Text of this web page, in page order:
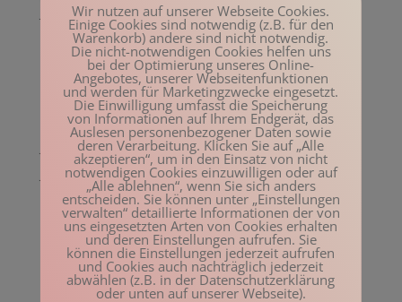
Januar 2023
Dezember 2022
November 2022
Oktober 2022
August 2022
Juli 2022
Juni 2022
Mai 2022
April 2022
März 2022
Februar 2022
Wir nutzen auf unserer Webseite Cookies.
Einige Cookies sind notwendig (z.B. für den
Warenkorb) andere sind nicht notwendig.
Die nicht-notwendigen Cookies helfen uns
bei der Optimierung unseres Online-
Angebotes, unserer Webseitenfunktionen
und werden für Marketingzwecke eingesetzt.
Die Einwilligung umfasst die Speicherung
von Informationen auf Ihrem Endgerät, das
Auslesen personenbezogener Daten sowie
deren Verarbeitung. Klicken Sie auf „Alle
akzeptieren“, um in den Einsatz von nicht
notwendigen Cookies einzuwilligen oder auf
„Alle ablehnen“, wenn Sie sich anders
entscheiden. Sie können unter „Einstellungen
verwalten“ detaillierte Informationen der von
uns eingesetzten Arten von Cookies erhalten
und deren Einstellungen aufrufen. Sie
können die Einstellungen jederzeit aufrufen
und Cookies auch nachträglich jederzeit
abwählen (z.B. in der Datenschutzerklärung
oder unten auf unserer Webseite).